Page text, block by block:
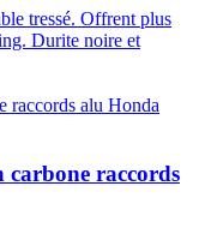
tressé. Offrent plus
Durite noire et
raccords